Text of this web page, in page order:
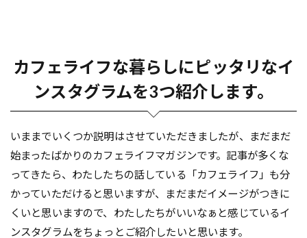
カフェライフな暮らしにピッタリなイ
ンスタグラムを3つ紹介します。
いままでいくつか説明はさせていただきましたが、まだまだ
始まったばかりのカフェライフマガジンです。記事が多くな
ってきたら、わたしたちの話している「カフェライフ」も分
かっていただけると思いますが、まだまだイメージがつきに
くいと思いますので、わたしたちがいいなぁと感じているイ
ンスタグラムをちょっとご紹介したいと思います。